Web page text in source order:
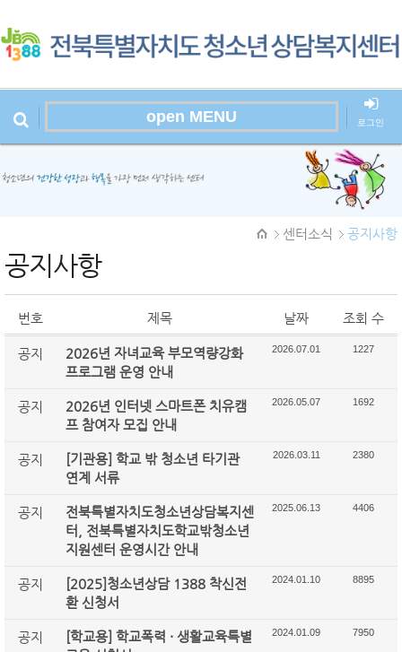
open MENU 로그인
센터소식
공지사항
공지사항
번호 제목 날짜 조회 수
공지
2026년 자녀교육 부모역량강화
프로그램 운영 안내
2026.07.01 1227
공지
2026년 인터넷 스마트폰 치유캠
프 참여자 모집 안내
2026.05.07 1692
공지
[기관용] 학교 밖 청소년 타기관
연계 서류
2026.03.11 2380
공지
전북특별자치도청소년상담복지센
터, 전북특별자치도학교밖청소년
지원센터 운영시간 안내
2025.06.13 4406
공지
[2025]청소년상담 1388 착신전
환 신청서
2024.01.10 8895
공지
[학교용] 학교폭력 · 생활교육특별
2024.01.09 7950